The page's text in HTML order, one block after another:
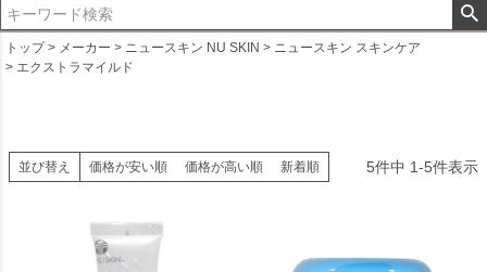
トップ メーカー ニュースキン NU SKIN
ニュースキン スキンケア
エクストラマイルド
並び替え 価格が安い順 価格が高い順 新着順 5件中 1-5件表示